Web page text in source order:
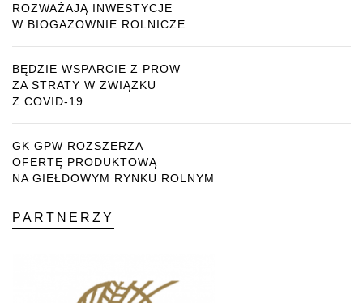
ROZWAŻAJĄ INWESTYCJE
W BIOGAZOWNIE ROLNICZE
BĘDZIE WSPARCIE Z PROW
ZA STRATY W ZWIĄZKU
Z COVID-19
GK GPW ROZSZERZA
OFERTĘ PRODUKTOWĄ
NA GIEŁDOWYM RYNKU ROLNYM
PARTNERZY